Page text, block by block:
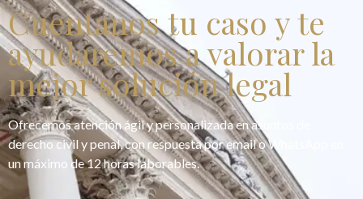
Cuentanos tu caso y te
ayudaremos a valorar la
mejor solución legal
Ofrecemos atención ágil y personalizada en asuntos de
derecho civil y penal, con respuesta por email o WhatsApp en
un máximo de 12 horas laborables.